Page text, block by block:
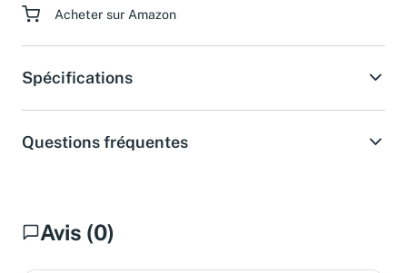
Acheter sur Amazon
Spécifications
Questions fréquentes
Avis (0)